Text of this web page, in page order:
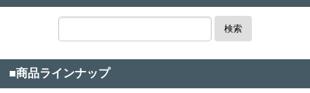
検索
■商品ラインナップ